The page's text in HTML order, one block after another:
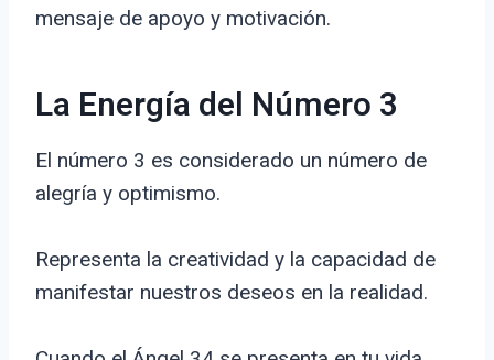
mensaje de apoyo y motivación.
La Energía del Número 3
El número 3 es considerado un número de
alegría y optimismo.
Representa la creatividad y la capacidad de
manifestar nuestros deseos en la realidad.